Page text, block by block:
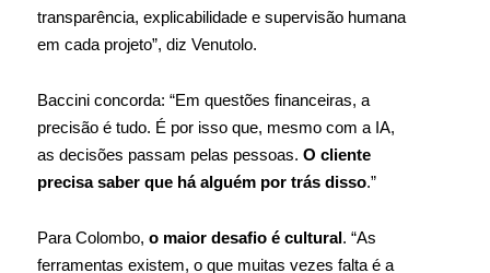
transparência, explicabilidade e supervisão humana
em cada projeto”, diz Venutolo.
Baccini concorda: “Em questões financeiras, a
precisão é tudo. É por isso que, mesmo com a IA,
as decisões passam pelas pessoas. O cliente
precisa saber que há alguém por trás disso.”
Para Colombo, o maior desafio é cultural. “As
ferramentas existem, o que muitas vezes falta é a